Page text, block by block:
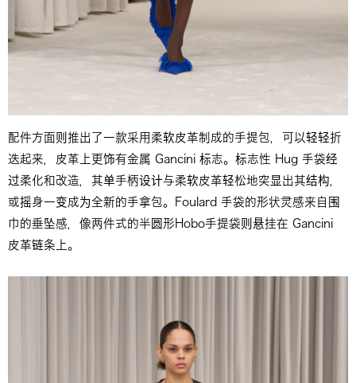
配件方面则推出了一款采用柔软皮革制成的手提包，可以轻轻折
迭起来，皮革上更饰有金属 Gancini 标志。标志性 Hug 手袋经
过柔化和改造，其单手柄设计与柔软皮革轻松地突显出其结构，
或摇身一变成为全新的手拿包。Foulard 手袋的形状灵感来自围
巾的垂坠感，像两件式的半圆形Hobo手提袋则悬挂在 Gancini
皮革链条上。